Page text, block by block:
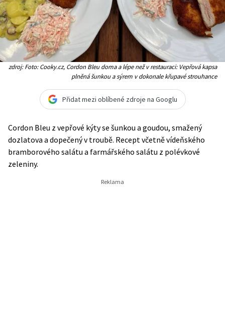
zdroj: Foto: Cooky.cz, Cordon Bleu doma a lépe než v restauraci: Vepřová kapsa
plněná šunkou a sýrem v dokonale křupavé strouhance
Přidat mezi oblíbené zdroje na Googlu
Cordon Bleu z vepřové kýty se šunkou a goudou, smažený
dozlatova a dopečený v troubě. Recept včetně vídeňského
bramborového salátu a farmářského salátu z polévkové
zeleniny.